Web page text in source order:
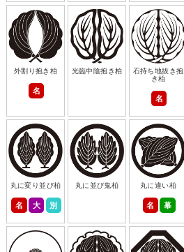
外割り抱き柏
名
光臨中陰抱き柏
石持ち地抜き抱
き柏
名
丸に変り並び柏
名 大 別
丸に並び鬼柏 丸に違い柏
名 幕